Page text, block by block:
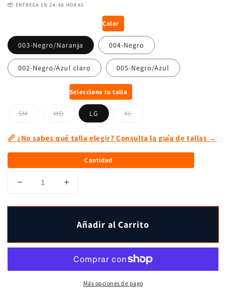
📦 ENTREGA EN 24-48 HORAS
Color
003-Negro/Naranja 004-Negro
002-Negro/Azul claro 005-Negro/Azul
Selecciona tu talla
SM MD LG XL
📏 ¿No sabes qué talla elegir? Consulta la guía de tallas →
Cantidad
Reducir
para
Compression
para
Aumentar
para
Legging
técnico
Compression
Heatgear
para
hombre
Añadir al Carrito
Más opciones de pago